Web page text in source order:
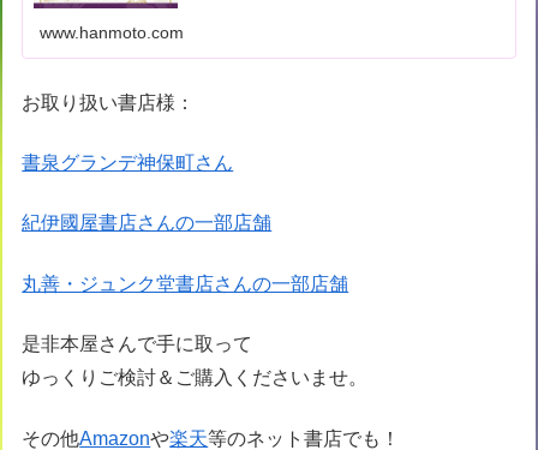
www.hanmoto.com
お取り扱い書店様：
書泉グランデ神保町さん
紀伊國屋書店さんの一部店舗
丸善・ジュンク堂書店さんの一部店舗
是非本屋さんで手に取って
ゆっくりご検討＆ご購入くださいませ。
その他Amazonや楽天等のネット書店でも！